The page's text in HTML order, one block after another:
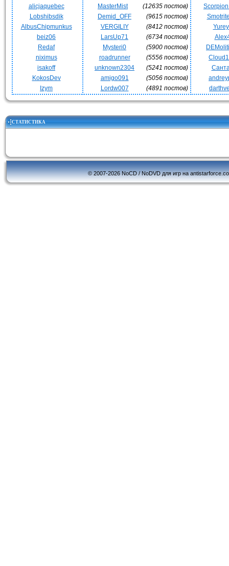
alicjaquebec
Lobshibsdik
AlbusChipmunkus
beiz06
Redaf
niximus
isakoff
KokosDev
Izym
MasterMist
(12635 постов)
Demid_OFF
(9615 постов)
VERGILIY
(8412 постов)
LarsUp71
(6734 постов)
Mysteri0
(5900 постов)
roadrunner
(5556 постов)
unknown2304
(5241 постов)
amigo091
(5056 постов)
Lordw007
(4891 постов)
СТАТИСТИКА
© 2007-2026 NoCD / NoDVD для игр на